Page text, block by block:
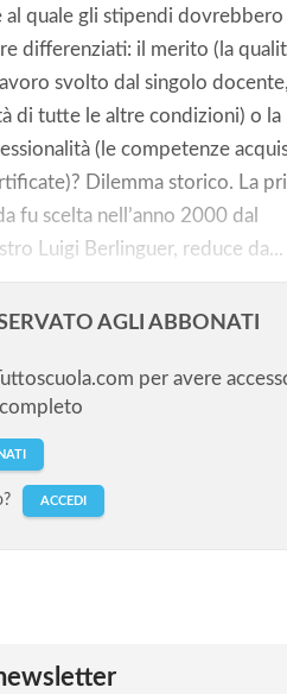
al quale gli stipendi dovrebbero
differenziati: il merito (la
svolto dal singolo
di tutte le altre condizioni) o la
(le competenze
Dilemma storico. La
fu scelta nell’anno 2000 dal
Luigi Berlinguer, reduce da...
AGLI ABBONATI
per avere
ACCEDI